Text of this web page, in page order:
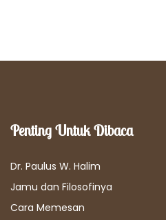
Penting Untuk Dibaca
Dr. Paulus W. Halim
Jamu dan Filosofinya
Cara Memesan